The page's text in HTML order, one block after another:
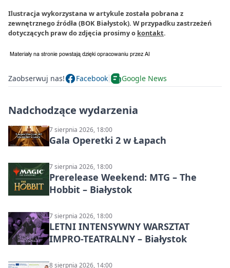
Ilustracja wykorzystana w artykule została pobrana z
zewnętrznego źródła (BOK Białystok). W przypadku zastrzeżeń
dotyczących praw do zdjęcia prosimy o kontakt.
Zaobserwuj nas! Facebook Google News
Nadchodzące wydarzenia
7 sierpnia 2026, 18:00
Gala Operetki 2 w Łapach
7 sierpnia 2026, 18:00
Prerelease Weekend: MTG – The
Hobbit – Białystok
7 sierpnia 2026, 18:00
LETNI INTENSYWNY WARSZTAT
IMPRO-TEATRALNY – Białystok
8 sierpnia 2026, 14:00